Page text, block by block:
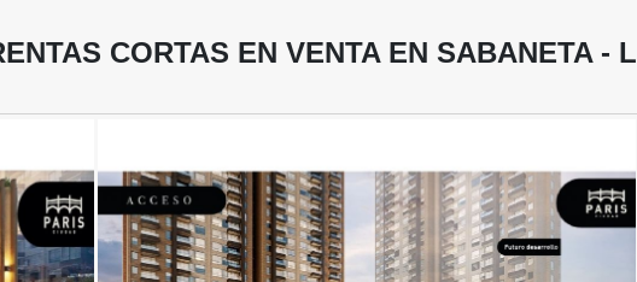
CORTAS EN VENTA EN SABANETA -